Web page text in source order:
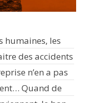
humaines, les
des accidents
n’en a pas
Quand de